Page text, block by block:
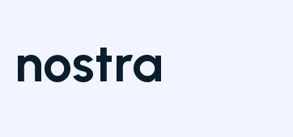
nostra